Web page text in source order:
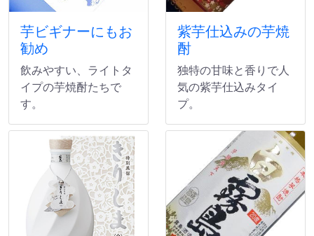
芋ビギナーにもお
勧め
飲みやすい、ライトタ
イプの芋焼酎たちで
す。
紫芋仕込みの芋焼
酎
独特の甘味と香りで人
気の紫芋仕込みタイ
プ。